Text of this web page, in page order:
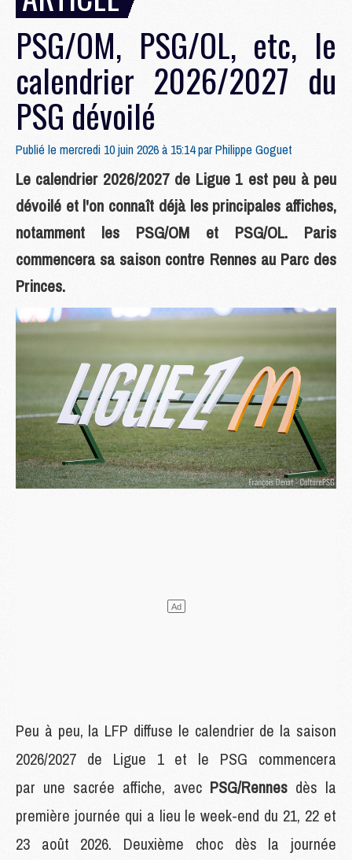
PSG/OM, PSG/OL, etc, le
calendrier 2026/2027 du
PSG dévoilé
Publié le mercredi 10 juin 2026 à 15:14 parPhilippe Goguet
Le calendrier 2026/2027 de Ligue 1 est peu à peu
dévoilé et l'on connaît déjà les principales affiches,
notamment les PSG/OM et PSG/OL. Paris
commencera sa saison contre Rennes au Parc des
Princes.
Peu à peu, la LFP diffuse le calendrier de la saison
2026/2027 de Ligue 1 et le PSG commencera
par une sacrée affiche, avec PSG/Rennes dès la
première journée qui a lieu le week-end du 21, 22 et
23 août 2026. Deuxième choc dès la journée